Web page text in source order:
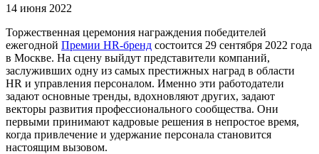
14 июня 2022
Торжественная церемония награждения победителей
ежегодной Премии HR-бренд состоится 29 сентября 2022 года
в Москве. На сцену выйдут представители компаний,
заслуживших одну из самых престижных наград в области
HR и управления персоналом. Именно эти работодатели
задают основные тренды, вдохновляют других, задают
векторы развития профессионального сообщества. Они
первыми принимают кадровые решения в непростое время,
когда привлечение и удержание персонала становится
настоящим вызовом.